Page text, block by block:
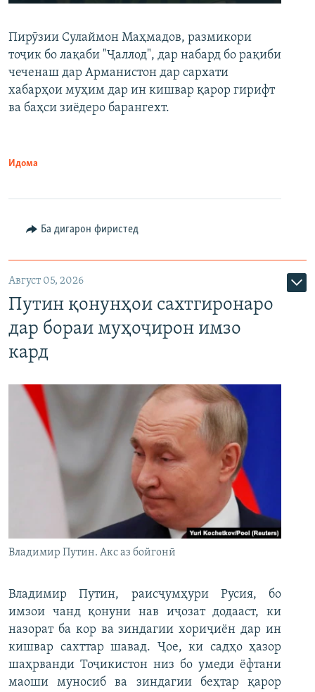
Auto 240p 360p 480p
720p 1080p
360p
480p
Пирӯзии Сулаймон Маҳмадов, размикори
тоҷик бо лақаби "Ҷаллод", дар набард бо рақиби
чеченаш дар Арманистон дар сархати
хабарҳои муҳим дар ин кишвар қарор гирифт
ва баҳси зиёдеро барангехт.
Идома
Ба дигарон фиристед
Август 05, 2026
Путин қонунҳои сахтгиронаро
дар бораи муҳоҷирон имзо
кард
Владимир Путин. Акс аз бойгонӣ
Владимир Путин, раисҷумҳури Русия, бо
имзои чанд қонуни нав иҷозат додааст, ки
назорат ба кор ва зиндагии хориҷиён дар ин
кишвар сахттар шавад. Ҷое, ки садҳо ҳазор
шаҳрванди Тоҷикистон низ бо умеди ёфтани
маоши муносиб ва зиндагии беҳтар қарор